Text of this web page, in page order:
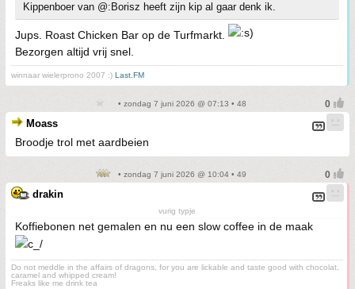
Kippenboer van @:Borisz heeft zijn kip al gaar denk ik.
Jups. Roast Chicken Bar op de Turfmarkt.
Bezorgen altijd vrij snel.
winnaar wielerprono 2007 :) Last.FM
• zondag 7 juni 2026 @ 07:13 • 48
Moass
Broodje trol met aardbeien
• zondag 7 juni 2026 @ 10:04 • 49
drakin
vurig typje
Koffiebonen net gemalen en nu een slow coffee in de maak
Do not meddle in the affairs of dragons, for you are lickable and taste good with chocolat,
caramel and whipped cream!
Freaks like me drink tea